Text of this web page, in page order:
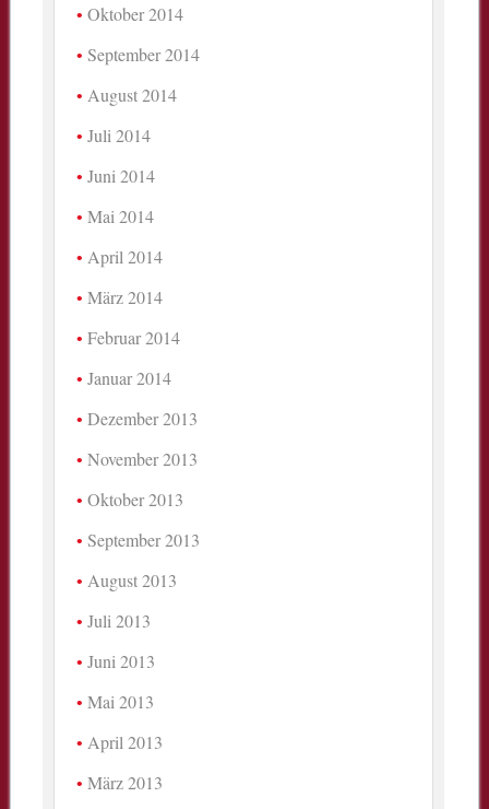
Oktober 2014
September 2014
August 2014
Juli 2014
Juni 2014
Mai 2014
April 2014
März 2014
Februar 2014
Januar 2014
Dezember 2013
November 2013
Oktober 2013
September 2013
August 2013
Juli 2013
Juni 2013
Mai 2013
April 2013
März 2013